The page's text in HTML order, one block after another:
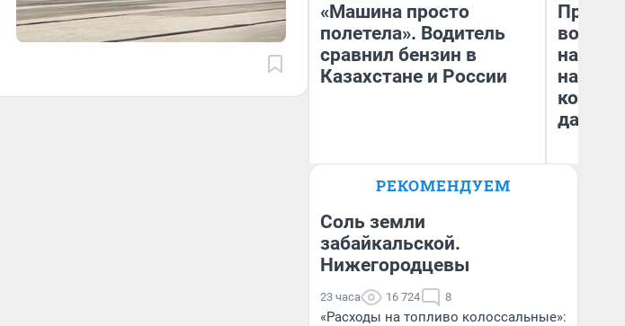
«Машина просто
полетела». Водитель
сравнил бензин в
Казахстане и России
Анатолий Кузнецов
нам
даже
РЕКОМЕНДУЕМ
Соль земли
забайкальской.
Нижегородцевы
23 часа 16 724 8
«Расходы на топливо колоссальные»: